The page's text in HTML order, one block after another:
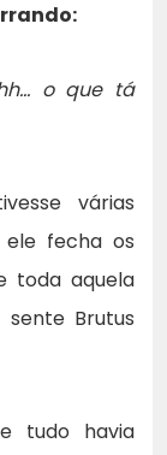
o que tá
várias
fecha os
toda aquela
Brutus
tudo havia